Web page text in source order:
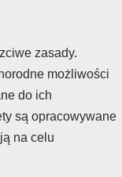
zasady.
możliwości
do ich
są opracowywane
na celu